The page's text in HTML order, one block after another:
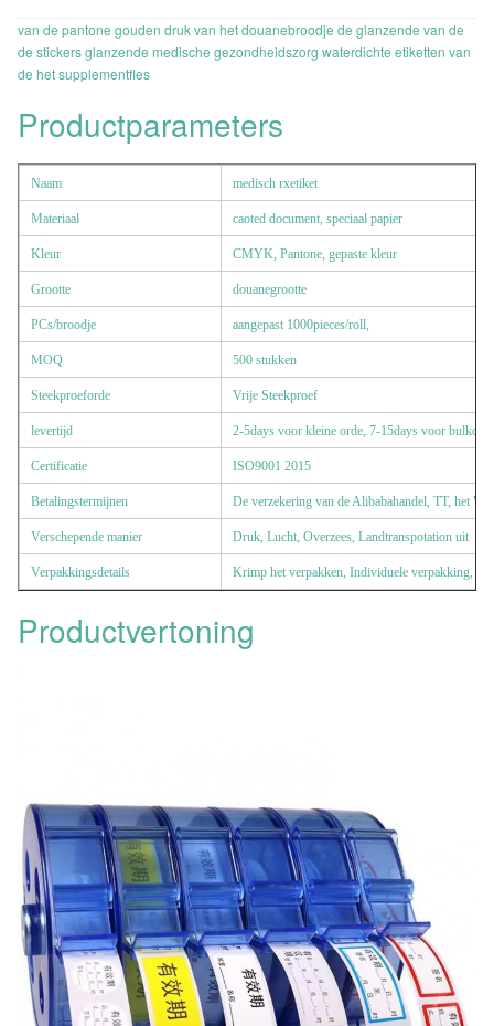
van de pantone gouden druk van het douanebroodje de glanzende van de
de stickers glanzende medische gezondheidszorg waterdichte etiketten van
de het supplementfles
Productparameters
Naam medisch rxetiket
Materiaal caoted document, speciaal papier
Kleur CMYK, Pantone, gepaste kleur
Grootte douanegrootte
PCs/broodje aangepast 1000pieces/roll,
MOQ 500 stukken
Steekproeforde Vrije Steekproef
levertijd 2-5days voor kleine orde, 7-15days voor
Certificatie ISO9001 2015
Betalingstermijnen De verzekering van de Alibabahandel, TT, het
Verschepende manier Druk, Lucht, Overzees, Landtranspotation uit
Verpakkingsdetails Krimp het verpakken, Individuele verpakking,
Productvertoning